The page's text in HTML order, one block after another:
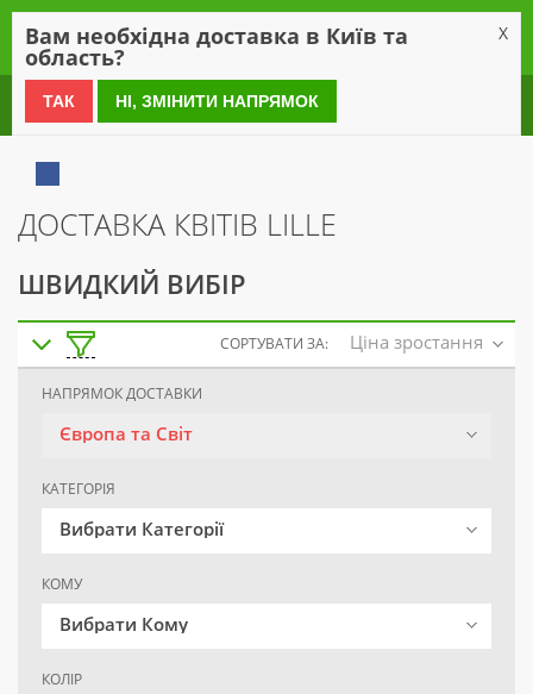
0 800 21 54 55
ДОСТАВКА КВІТІВ LILLE
ШВИДКИЙ ВИБІР
СОРТУВАТИ ЗА: Ціна зростання
НАПРЯМОК ДОСТАВКИ
Європа та Світ
КАТЕГОРІЯ
Вибрати Категорії
КОМУ
Вибрати Кому
КОЛІР
Вам необхідна доставка в Київ та
область?
X
ТАК НІ, ЗМІНИТИ НАПРЯМОК